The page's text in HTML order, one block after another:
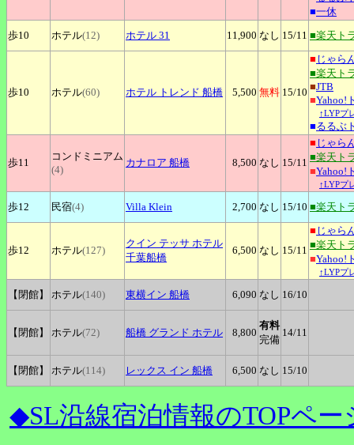
■一休
歩10
ホテル(12) ホテル 31 11,900 なし 15/11 ■楽天ト
歩10 ホテル(60) ホテル トレンド 船橋 5,500 無料 15/10
■ じゃら
■楽天ト
■JTB
■Yahoo!
↑LYPプ
■るるぶ
歩11
コンドミニアム
(4)
カナロア 船橋 8,500 なし 15/11
■ じゃら
■楽天ト
■Yahoo!
↑LYPプ
歩12 民宿(4) Villa Klein 2,700 なし 15/10 ■楽天ト
歩12 ホテル(127)
クイン テッサ ホテル
千葉船橋
6,500 なし 15/11
■ じゃら
■楽天ト
■Yahoo!
↑LYPプ
【閉館】 ホテル(140) 東横イン 船橋 6,090 なし 16/10
【閉館】 ホテル(72) 船橋 グランド ホテル 8,800
有料
完備
14/11
【閉館】 ホテル(114) レックス イン 船橋 6,500 なし 15/10
◆SL沿線宿泊情報のTOPペー